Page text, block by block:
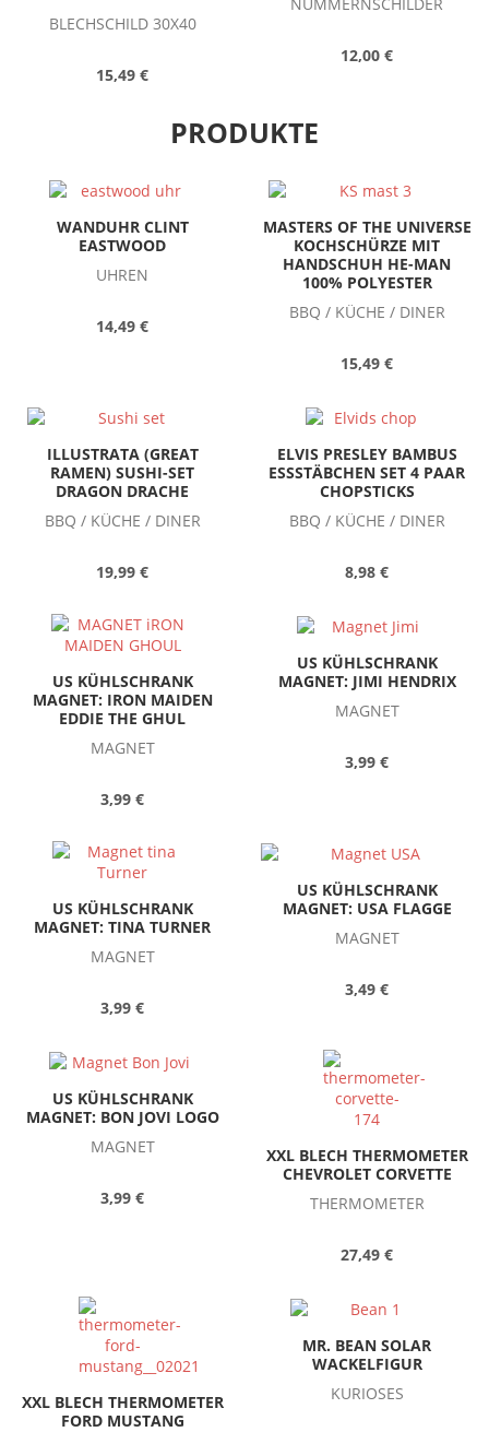
BLECHSCHILD 30X40
15,49 €
12,00 €
PRODUKTE
WANDUHR CLINT
EASTWOOD
UHREN
14,49 €
MASTERS OF THE UNIVERSE
KOCHSCHÜRZE MIT
HANDSCHUH HE-MAN
100% POLYESTER
BBQ / KÜCHE / DINER
15,49 €
ILLUSTRATA (GREAT
RAMEN) SUSHI-SET
DRAGON DRACHE
BBQ / KÜCHE / DINER
19,99 €
ELVIS PRESLEY BAMBUS
ESSSTÄBCHEN SET 4 PAAR
CHOPSTICKS
BBQ / KÜCHE / DINER
8,98 €
US KÜHLSCHRANK
MAGNET: IRON MAIDEN
EDDIE THE GHUL
MAGNET
3,99 €
US KÜHLSCHRANK
MAGNET: JIMI HENDRIX
MAGNET
3,99 €
US KÜHLSCHRANK
MAGNET: TINA TURNER
MAGNET
3,99 €
US KÜHLSCHRANK
MAGNET: USA FLAGGE
MAGNET
3,49 €
US KÜHLSCHRANK
MAGNET: BON JOVI LOGO
MAGNET
3,99 €
XXL BLECH THERMOMETER
CHEVROLET CORVETTE
THERMOMETER
27,49 €
XXL BLECH THERMOMETER
FORD MUSTANG
MR. BEAN SOLAR
WACKELFIGUR
KURIOSES